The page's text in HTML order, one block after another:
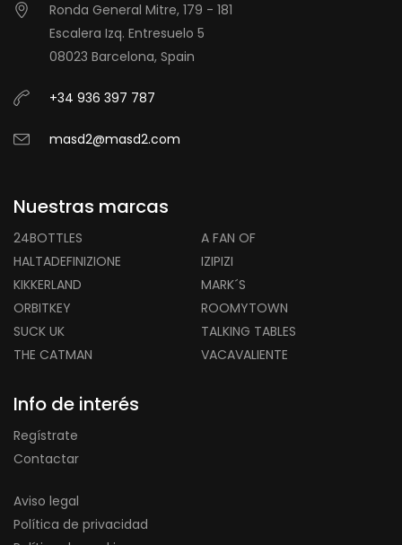
Ronda General Mitre, 179 - 181
Escalera Izq. Entresuelo 5
08023 Barcelona, Spain
+34 936 397 787
masd2@masd2.com
Nuestras marcas
24BOTTLES
A FAN OF
HALTADEFINIZIONE
IZIPIZI
KIKKERLAND
MARK´S
ORBITKEY
ROOMYTOWN
SUCK UK
TALKING TABLES
THE CATMAN
VACAVALIENTE
Info de interés
Regístrate
Contactar
Aviso legal
Política de privacidad